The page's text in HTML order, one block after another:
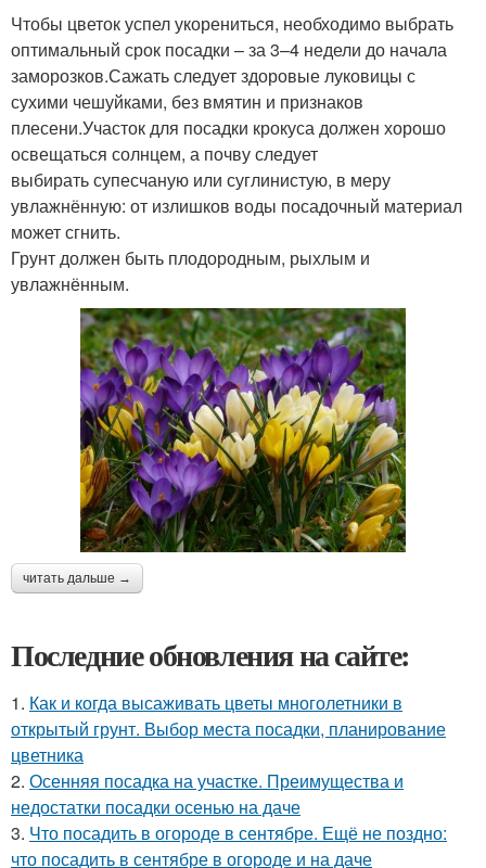
Чтобы цветок успел укорениться, необходимо выбрать
оптимальный срок посадки – за 3–4 недели до начала
заморозков.Сажать следует здоровые луковицы с
сухими чешуйками, без вмятин и признаков
плесени.Участок для посадки крокуса должен хорошо
освещаться солнцем, а почву следует
выбирать супесчаную или суглинистую, в меру
увлажнённую: от излишков воды посадочный материал
может сгнить.
Грунт должен быть плодородным, рыхлым и
увлажнённым.
читать дальше →
Последние обновления на сайте:
1. Как и когда высаживать цветы многолетники в
открытый грунт. Выбор места посадки, планирование
цветника
2. Осенняя посадка на участке. Преимущества и
недостатки посадки осенью на даче
3. Что посадить в огороде в сентябре. Ещё не поздно:
что посадить в сентябре в огороде и на даче